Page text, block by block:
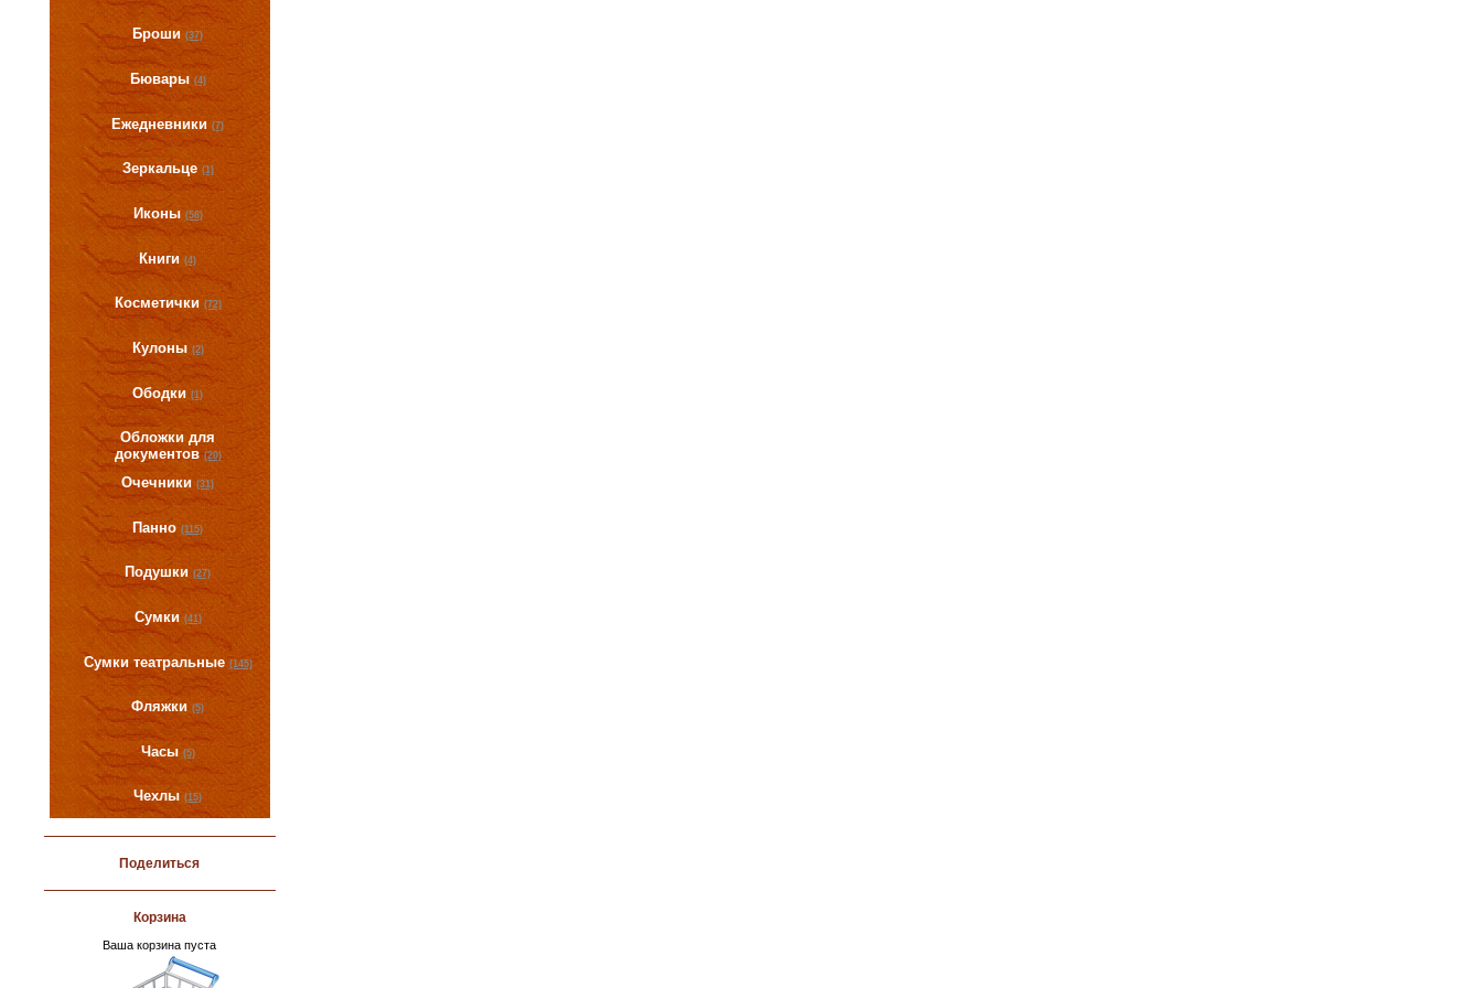
Броши (37)
Бювары (4)
Ежедневники (7)
Зеркальце (1)
Иконы (58)
Книги (4)
Косметички (72)
Кулоны (2)
Ободки (1)
Обложки для
документов(20)
Очечники (31)
Панно (115)
Подушки (27)
Сумки (41)
Сумки театральные (145)
Фляжки (5)
Часы (5)
Чехлы (15)
Поделиться
Корзина
Ваша корзина пуста